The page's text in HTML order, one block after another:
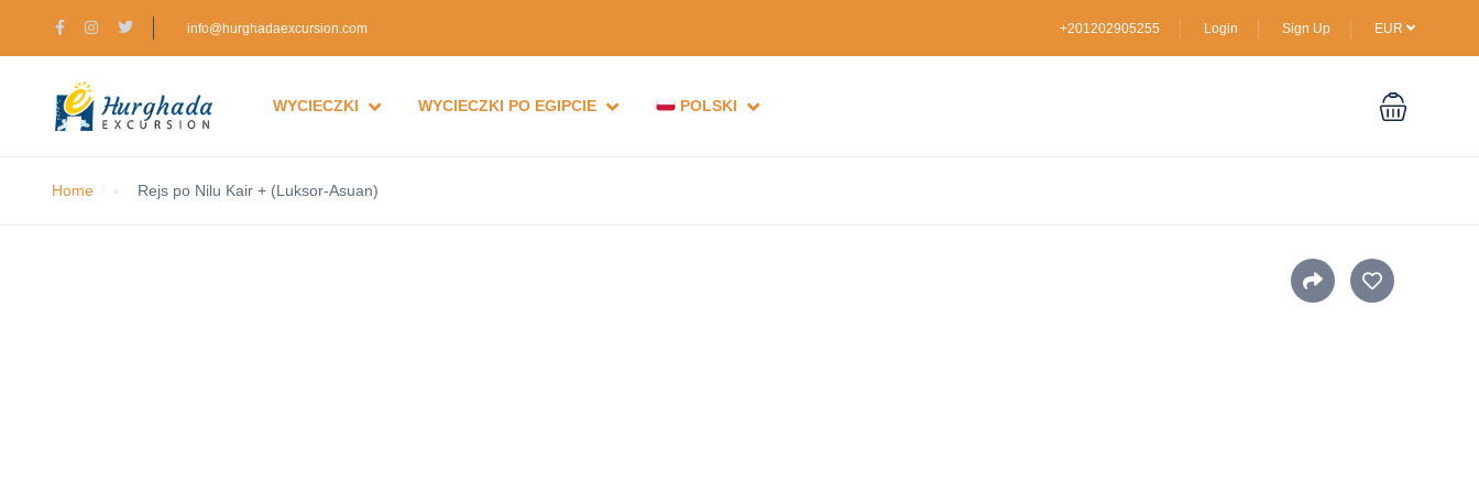
info@hurghadaexcursion.com +201202905255 Login Sign Up EUR
WYCIECZKI WYCIECZKI PO EGIPCIE POLSKI
Home Rejs po Nilu Kair + (Luksor-Asuan)